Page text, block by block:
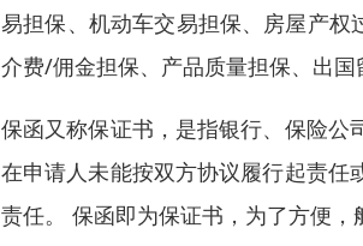
易担保、机动车交易担保、房屋产
介费/佣金担保、产品质量担保、出国
保函又称保证书，是指银行、保险公
在申请人未能按双方协议履行起责任
责任。 保函即为保证书，为了方便